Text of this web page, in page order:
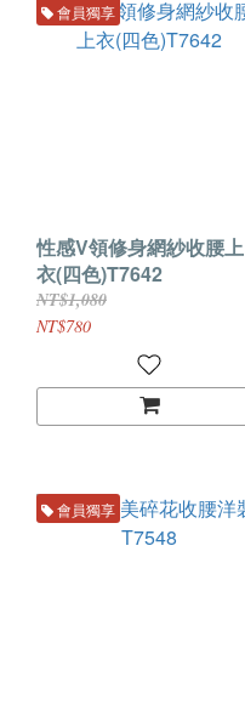
會員獨享
性感V領修身網紗收腰上
衣(四色)T7642
NT$1,080
NT$780
會員獨享